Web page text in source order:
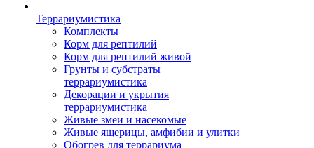
Террариумистика
Комплекты
Корм для рептилий
Корм для рептилий живой
Грунты и субстраты
террариумистика
Декорации и укрытия
террариумистика
Живые змеи и насекомые
Живые ящерицы, амфибии и улитки
Обогрев для террариума